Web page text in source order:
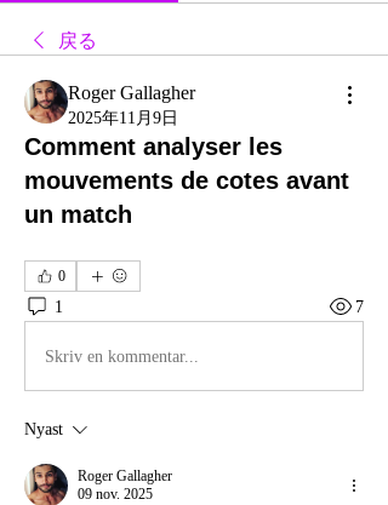
戻る
Roger Gallagher
2025年11月9日
Comment analyser les
mouvements de cotes avant
un match
0
1 7
Skriv en kommentar...
Nyast
Roger Gallagher
09 nov. 2025